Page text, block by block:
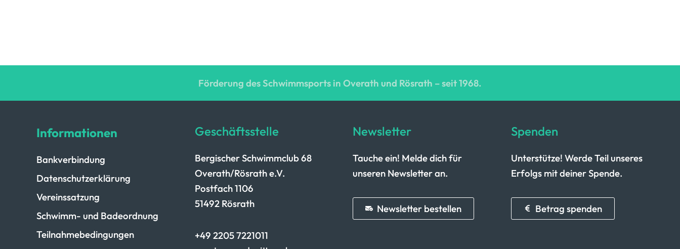
Förderung des Schwimmsports in Overath und Rösrath – seit 1968.
Informationen
Bankverbindung
Datenschutzerklärung
Vereinssatzung
Schwimm- und Badeordnung
Teilnahmebedingungen
Geschäftsstelle
Bergischer Schwimmclub 68
Overath/Rösrath e.V.
Postfach 1106
51492 Rösrath
+49 2205 7221011
Newsletter
Tauche ein! Melde dich für
unseren Newsletter an.
Newsletter bestellen
Spenden
Unterstütze! Werde Teil unseres
Erfolgs mit deiner Spende.
Betrag spenden